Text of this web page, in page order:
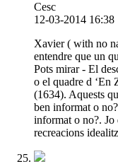
Cesc
12-03-2014 16:38
Xavier ( with no
entendre que un
Pots mirar - El
o el quadre d ‘En
(1634). Aquests
ben informat o
informat o no?.
recreacions